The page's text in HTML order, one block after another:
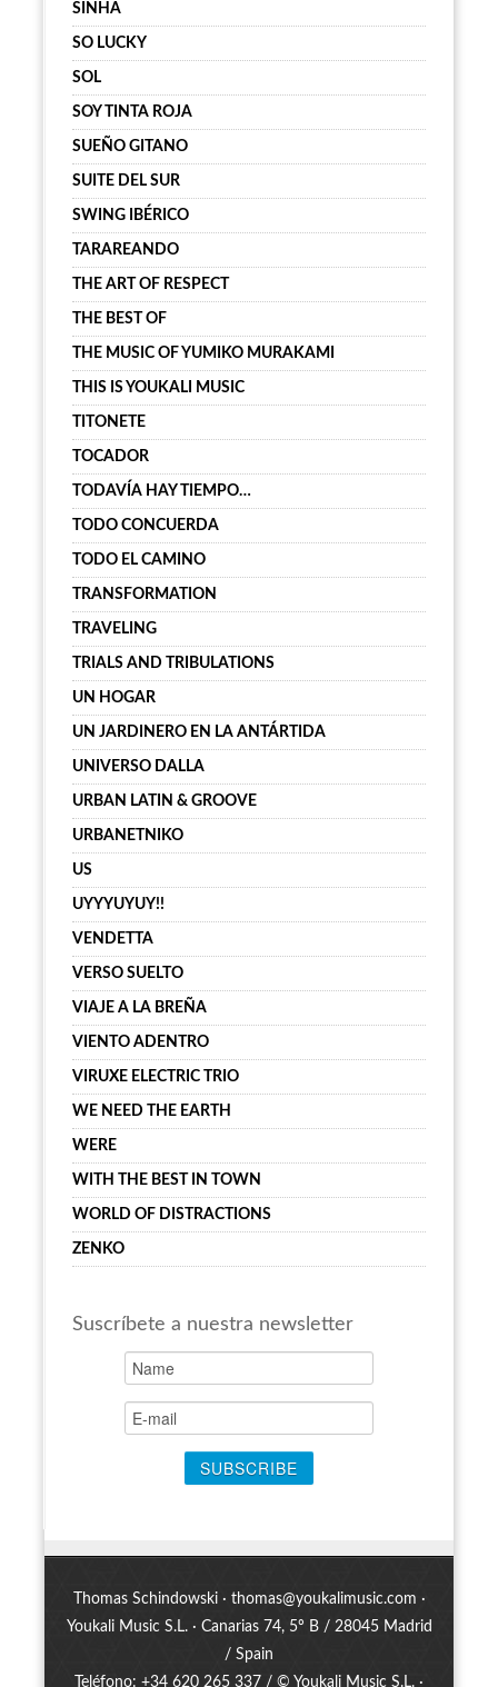
SINHÁ
SO LUCKY
SOL
SOY TINTA ROJA
SUEÑO GITANO
SUITE DEL SUR
SWING IBÉRICO
TARAREANDO
THE ART OF RESPECT
THE BEST OF
THE MUSIC OF YUMIKO MURAKAMI
THIS IS YOUKALI MUSIC
TITONETE
TOCADOR
TODAVÍA HAY TIEMPO…
TODO CONCUERDA
TODO EL CAMINO
TRANSFORMATION
TRAVELING
TRIALS AND TRIBULATIONS
UN HOGAR
UN JARDINERO EN LA ANTÁRTIDA
UNIVERSO DALLA
URBAN LATIN & GROOVE
URBANETNIKO
US
UYYYUYUY!!
VENDETTA
VERSO SUELTO
VIAJE A LA BREÑA
VIENTO ADENTRO
VIRUXE ELECTRIC TRIO
WE NEED THE EARTH
WERE
WITH THE BEST IN TOWN
WORLD OF DISTRACTIONS
ZENKO
Suscríbete a nuestra newsletter
Thomas Schindowski · thomas@youkalimusic.com ·
Youkali Music S.L. · Canarias 74, 5º B / 28045 Madrid
/ Spain
Teléfono: +34 620 265 337 / © Youkali Music S.L. ·